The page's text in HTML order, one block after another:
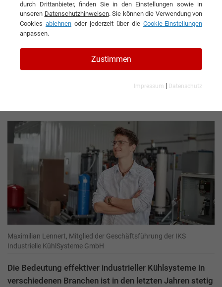
Pionier in nachhaltigen und
effizienten Lösungen für
industrielle Kühlung
Interview mit Maximilian Lennert, Mitglied
der Geschäftsführung der IKS Industrielle
Maximilian Lennert, Mitglied der Geschäftsführung der IKS
Industrielle KühlSysteme GmbH
Die Bedeutung effektiver industrieller Kühlsysteme in
verschiedenen Branchen ist in den letzten Jahren stetig
durch Drittanbieter, finden Sie in den Einstellungen sowie in
unseren Datenschutzhinweisen. Sie können die Verwendung von
Cookies ablehnen oder jederzeit über die Cookie-Einstellungen
anpassen.
Zustimmen
Impressum | Datenschutz